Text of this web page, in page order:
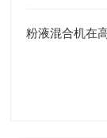
粉液混合机在